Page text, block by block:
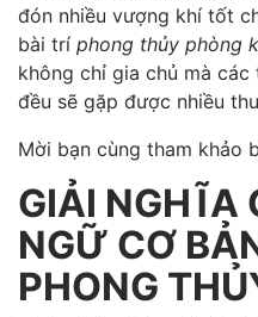
đón nhiều vượng khí tốt
bài trí phong thủy phòng
không chỉ gia chủ mà
đều sẽ gặp được nhiều
Mời bạn cùng tham khảo
GIẢI NGHĨA
NGỮ CƠ
PHONG